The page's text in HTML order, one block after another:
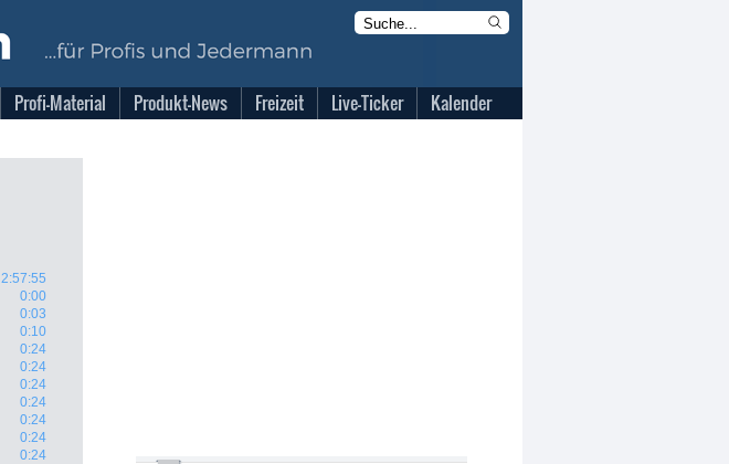
Profi-Material Produkt-News Freizeit Live-Ticker Kalender
2:57:55
0:00
0:03
0:10
0:24
0:24
0:24
0:24
0:24
0:24
0:24